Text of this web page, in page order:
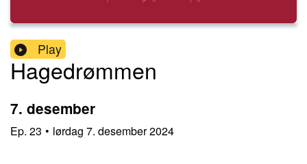
Play
Hagedrømmen
7. desember
Ep. 23 • lørdag 7. desember 2024